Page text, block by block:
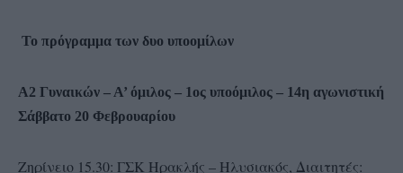
Το πρόγραμμα των δυο υποομίλων
Α2 Γυναικών – Α’ όμιλος – 1ος υποόμιλος – 14η αγωνιστική
Σάββατο 20 Φεβρουαρίου
Ζηρίνειο 15.30: ΓΣΚ Ηρακλής – Ηλυσιακός, Διαιτητές: